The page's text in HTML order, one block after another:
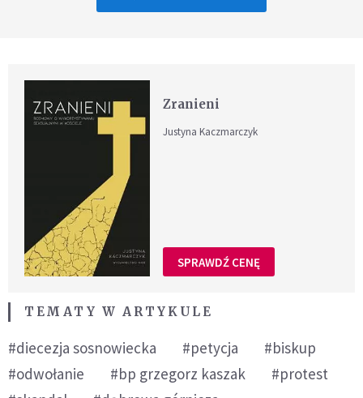
Zranieni
Justyna Kaczmarczyk
SPRAWDŹ CENĘ
TEMATY W ARTYKULE
#diecezja sosnowiecka #petycja
#biskup
#odwołanie
#bp grzegorz kaszak
#protest